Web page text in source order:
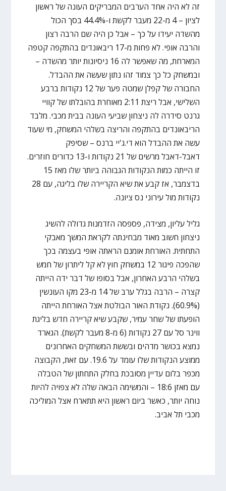
זה לא היה אחד הערבים המבריקים העונה של ראשון
לציון – 4 מ-22 מעבר לקשת ו-44.4% בסך הכול
מהשדה יעידו על כך – אבל כן היה שם הרבה רצון
והרבה אופי. לא פחות מ-17 ריבאונדים בהתקפה קטפה
המארחת, מה שאפשר לה 16 ניסיונות יותר מהשדה –
ובמשחק כל כך צמוד זהו נתון שעשה את ההבדל.
החבורה של קפלן שמטה פער של 12 נקודות ברבע
השלישי, אבל ריצת 2:11 מאוחרת בהובלתו של קוויי
גרנט סידרה לה ניצחון שביעי העונה בבית מכבי. מלבד
הריבאונדים בהתקפה והריצה בשלהי המשחק, מי שעוד
עשה את ההבדל הוא די.ג'יי ברנס – שסיפק
דאבל-דאבל מרשים של 21 נקודות ו-13 כדורים חוזרים.
זו הייתה כמות הנקודות הגבוהה ביותר שלו מאז 15
בדצמבר, אז קבע את שיא הקריירה שלו בליגה, עם 28
נקודות מול עירוני נס ציונה.
גליל עליון, מצידה, פספסה הזדמנות גדולה להשיג
ניצחון חשוב מאוד מבחינתה לקראת המשך מאבקי
התחתית. האורחת אומנם הראתה אופי בעצמה בכך
שהפכה פיגור 12 במשחק חוץ לא קל ליתרון של חמש
בשלהי הרבע האחרון, אבל בסופו של דבר ידה הייתה
קצרה – הרבה בגלל ערב של 14 מ-23 מקו העונשין
(60.9%). נקודת האור הבולטת אצל האורחת הייתה
הופעתו של שחר עמיר, שקבע שיא קריירה חדש בליגת
ווינר סל עם 27 נקודות (6 מ-8 מעבר לקשת). הגארד
נמצא בכושר מדהים ובששת המשחקים האחרונים
ממוצע הנקודות שלו עומד על 19.6. עם זאת, הקבוצה
מכפר בלום עדיין מסובכת בחלק התחתון של הטבלה
עם מאזן 18:6 – והמשימה הבאה שלה לא צפויה להיות
נוחה יותר, כאשר ביום ראשון היא תתארח אצל המוליכה
מכבי תל אביב.